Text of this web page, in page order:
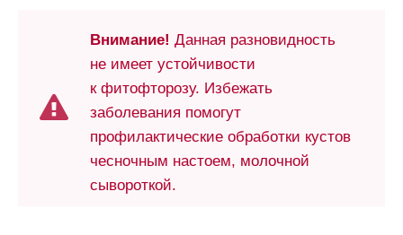
Внимание! Данная разновидность
не имеет устойчивости
к фитофторозу. Избежать
заболевания помогут
профилактические обработки кустов
чесночным настоем, молочной
сывороткой.